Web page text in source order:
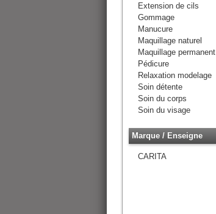
Extension de cils
Gommage
Manucure
Maquillage naturel
Maquillage permanent
Pédicure
Relaxation modelage
Soin détente
Soin du corps
Soin du visage
Marque / Enseigne
CARITA